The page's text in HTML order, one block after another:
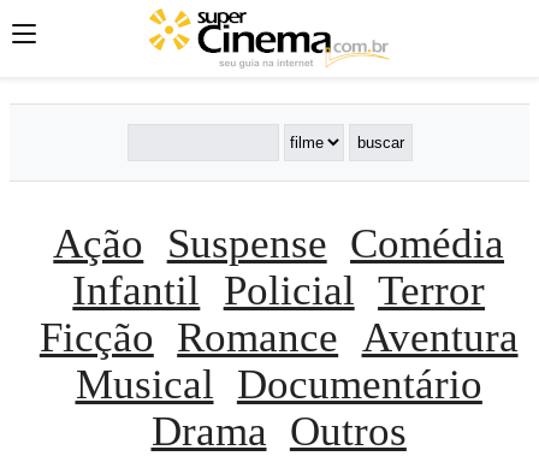
Ação Suspense Comédia
Infantil
Policial Terror
Ficção Romance Aventura
Musical
Documentário
Drama Outros